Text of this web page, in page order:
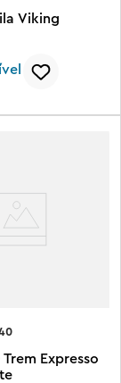
Viking
Trem Expresso